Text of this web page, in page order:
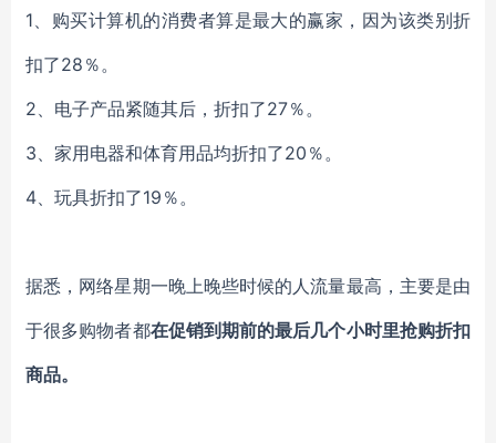
1、 购买计算机的消费者算是最大的赢家，因为该类别折
扣了28％。
2、 电子产品紧随其后， 折扣了27％。
3、 家用电器和体育用品均折扣了20％。
4、 玩具折扣了19％。
据悉， 网络星期一晚上晚些时候的人流量最高，主要是由
于很多购物者都在促销到期前的最后几个小时里抢购折扣
商品。